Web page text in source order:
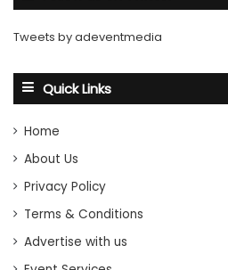
Tweets by adeventmedia
Quick Links
Home
About Us
Privacy Policy
Terms & Conditions
Advertise with us